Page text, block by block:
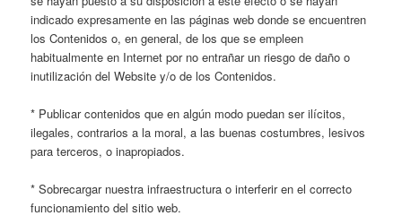
indicado expresamente en las páginas web donde se encuentren
los Contenidos o, en general, de los que se empleen
habitualmente en Internet por no entrañar un riesgo de daño o
inutilización del Website y/o de los Contenidos.
* Publicar contenidos que en algún modo puedan ser ilícitos,
ilegales, contrarios a la moral, a las buenas costumbres, lesivos
para terceros, o inapropiados.
* Sobrecargar nuestra infraestructura o interferir en el correcto
funcionamiento del sitio web.